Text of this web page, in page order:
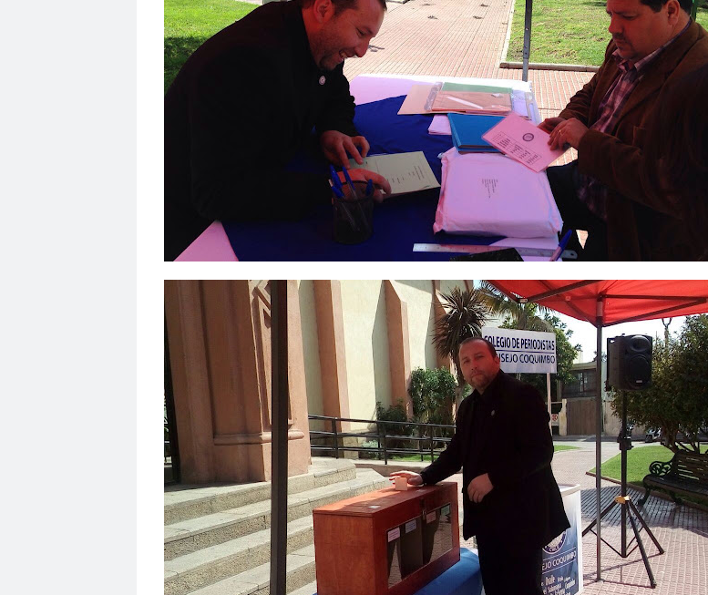
crisis política
crisis social Cuaderno Pedagógico Chile Despertó cuenta publica cuidadores
curso gratuito
Curso Online CUT Dagens Arena Daniel Manríquez Zúñiga Danilo
DDHH
Decano Facultad de Medicina declaración Declaración Pública
Derecho a la Cominicación Derecho a la comunicación Derecho a la
derechos laborales derechoshumanos desinformación despido
Día de la Prensa Dia de la Prensa. Día de los y las Periodistas dia del
Día Internacional contra la Violencia hacia las Mujeres
Día Internacional de la Eliminación de las
Diana Frida Aron Svigilsky Diario Aracama Diario Clever Diario Publimetro
Diploma Latinoamericano en Periodismo de Investigación
diplomado directiva
El Periodista TV
el quisco El Siglo Elecciones 2016 elecciones 2018 elecciones 2020
elecciones colegio de periodistas
Elecciones complementarias elecciones2021
emergencia sanitaria
Emergencias Encuentro Concentración y Libertad de Expresión
Escuela de Comunicaciones y Periodismo
Escuela de Gobierno y Comunicaciones de Universidad
Escuela de Periodismo de la Universidad Católica del Norte
Escuela de Periodismo de la
Estadio Carlos Dittborn
Estado de Chile Estado de Derecho Estado de Emergencia Estados
Estela López García
Estrella de Arica estudiantes estudiantes de periodismo Estudio
evasión
Eventos Ex Congreso EXPOMIN Facultad de Comunicaciones UC Facultad de
fake news
fallo FECH FEDASAP FEDCOLPROF Federación de Colegios
Federación de Trabajadores de la Televisión
Federación de Trabajadores de las Comunicaciones
Federación Minera de Chile
Federación Nacional de Periodistas de Brasil Federico Gana